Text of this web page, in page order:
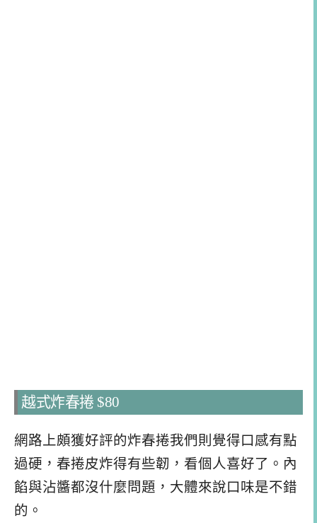
越式炸春捲 $80
網路上頗獲好評的炸春捲我們則覺得口感有點
過硬，春捲皮炸得有些韌，看個人喜好了。內
餡與沾醬都沒什麼問題，大體來說口味是不錯
的。